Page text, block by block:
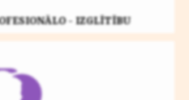
- IZGLĪTĪBU